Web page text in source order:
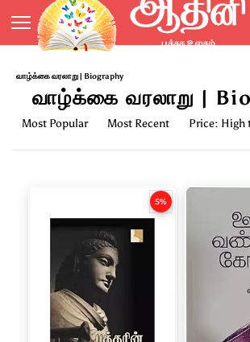
main
content
வாழ்க்கை வரலாறு | Biography
வாழ்க்கை வரலாறு |
Most Popular Most Recent Price: High
5%